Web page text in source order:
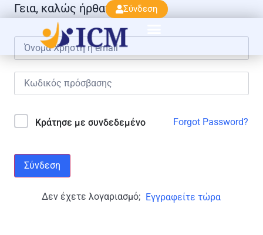
Σύνδεση
Γεια, καλώς ήρθατε πάλι!
Κράτησε με συνδεδεμένο Forgot Password?
Σύνδεση
Δεν έχετε λογαριασμό; Εγγραφείτε τώρα